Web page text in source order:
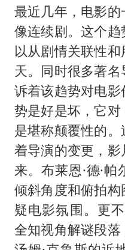
最近几年，电影
像连续剧。这个
以从剧情关联性
天。同时很多著
诉着该趋势对电
势是好是坏，它
是堪称颠覆性的
着导演的变更，
来。布莱恩·德·
倾斜角度和俯拍
疑电影氛围。更
全知视角解谜段